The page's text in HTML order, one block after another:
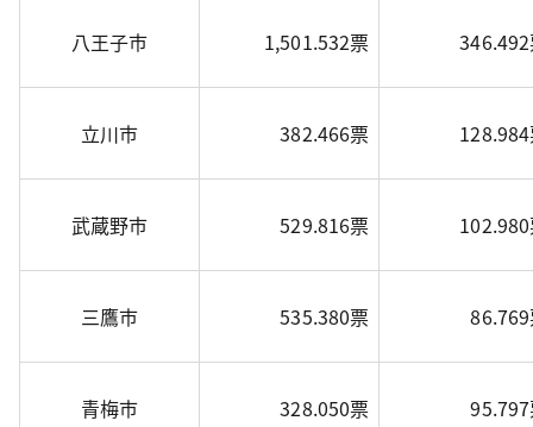
八王子市 1,501.532票
立川市 382.466票
武蔵野市 529.816票
三鷹市 535.380票
青梅市 328.050票